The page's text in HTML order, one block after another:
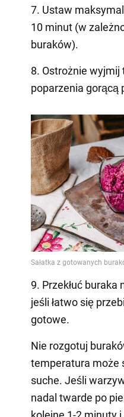
7. Ustaw
10 minut (w
buraków).
8. Ostrożnie wyjmij
poparzenia gorącą
9. Przekłuć buraka
jeśli łatwo się
gotowe.
Nie rozgotuj
temperatura może
suche. Jeśli
nadal twarde po